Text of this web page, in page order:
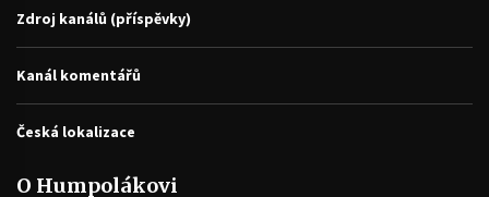
Zdroj kanálů (příspěvky)
Kanál komentářů
Česká lokalizace
O Humpolákovi